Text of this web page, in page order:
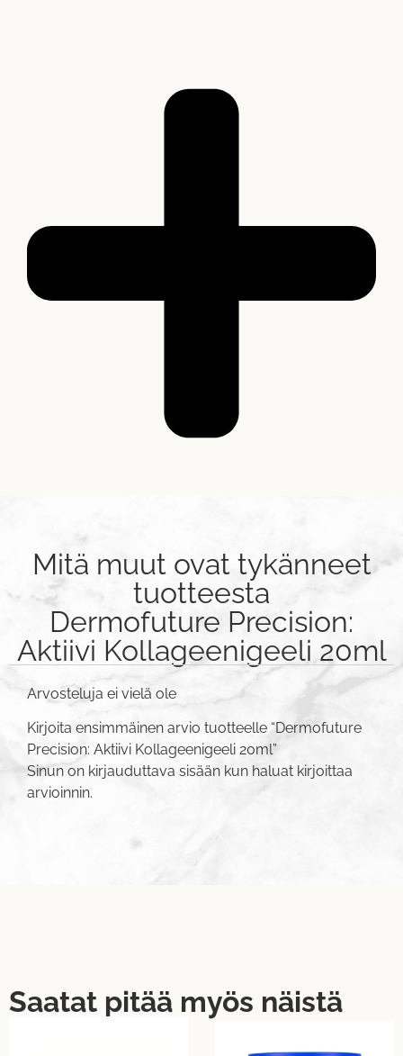
Mitä muut ovat tykänneet
tuotteesta
Dermofuture Precision:
Aktiivi Kollageenigeeli 20ml
Arvosteluja ei vielä ole
Kirjoita ensimmäinen arvio tuotteelle “Dermofuture
Precision: Aktiivi Kollageenigeeli 20ml”
Sinun on kirjauduttava sisään kun haluat kirjoittaa
arvioinnin.
Saatat pitää myös näistä